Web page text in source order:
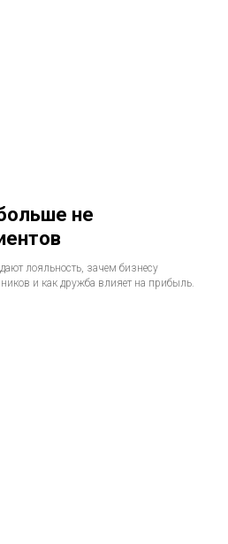
не
лояльность, зачем бизнесу
и как дружба влияет на прибыль.